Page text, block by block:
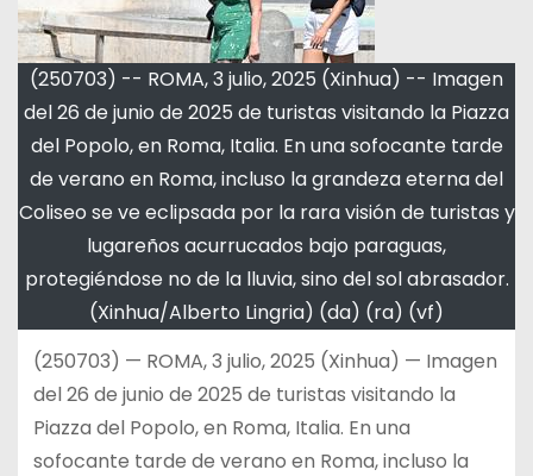
(250703) -- ROMA, 3 julio, 2025 (Xinhua) -- Imagen
del 26 de junio de 2025 de turistas visitando la Piazza
del Popolo, en Roma, Italia. En una sofocante tarde
de verano en Roma, incluso la grandeza eterna del
Coliseo se ve eclipsada por la rara visión de turistas y
lugareños acurrucados bajo paraguas,
protegiéndose no de la lluvia, sino del sol abrasador.
(Xinhua/Alberto Lingria) (da) (ra) (vf)
(250703) — ROMA, 3 julio, 2025 (Xinhua) — Imagen
del 26 de junio de 2025 de turistas visitando la
Piazza del Popolo, en Roma, Italia. En una
sofocante tarde de verano en Roma, incluso la